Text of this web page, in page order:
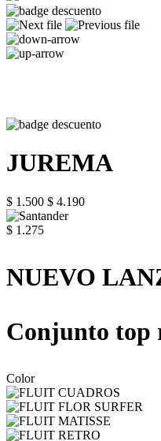
JUREMA
$ 1.500 $ 4.190
$ 1.275
NUEVO
Conjunto top
Color